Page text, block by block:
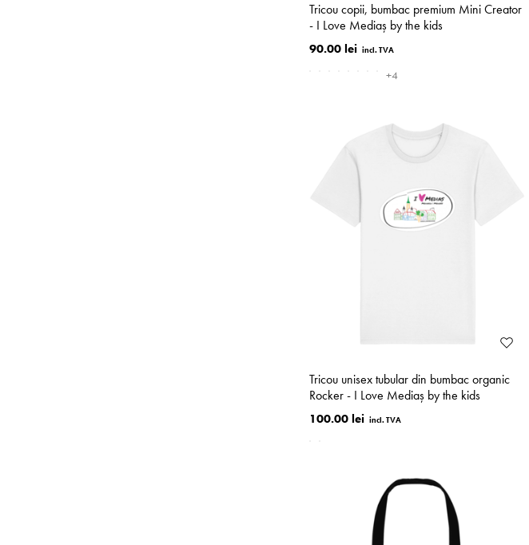
Tricou copii, bumbac premium Mini Creator
- I Love Mediaș by the kids
90.00 lei
+4
Tricou unisex tubular din bumbac organic
Rocker - I Love Mediaș by the kids
100.00 lei